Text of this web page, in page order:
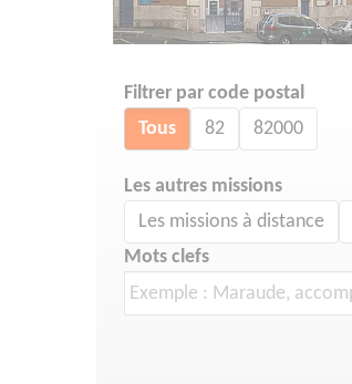
Filtrer par code postal
Tous 82 82000
Les autres missions
Les missions à distance
Mots clefs